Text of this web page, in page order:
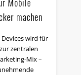
machen
wird für
zentralen
Mix –